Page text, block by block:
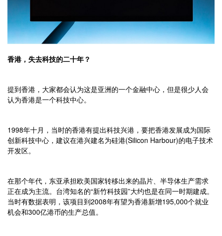
香港，失去科技的二十年？
提到香港，大家都会认为这是亚洲的一个金融中心，但是很少人会
认为香港是一个科技中心。
1998年十月，当时的香港有提出科技兴港，要把香港发展成为国际
创新科技中心，建议在港兴建名为硅港(Silicon Harbour)的电子技术
开发区。
在那个年代，东亚承担欧美国家转移出来的晶片、半导体生产需求
正在成为主流。台湾知名的“新竹科技园”大约也是在同一时期建成。
当时有数据表明，该项目到2008年有望为香港新增195,000个就业
机会和300亿港币的生产总值。